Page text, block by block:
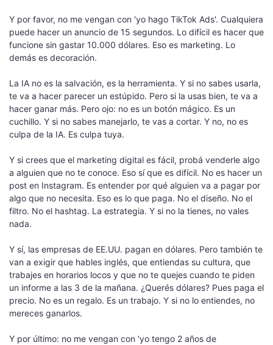
Y por favor, no me vengan con 'yo hago TikTok Ads'. Cualquiera
puede hacer un anuncio de 15 segundos. Lo difícil es hacer que
funcione sin gastar 10.000 dólares. Eso es marketing. Lo
demás es decoración.
La IA no es la salvación, es la herramienta. Y si no sabes usarla,
te va a hacer parecer un estúpido. Pero si la usas bien, te va a
hacer ganar más. Pero ojo: no es un botón mágico. Es un
cuchillo. Y si no sabes manejarlo, te vas a cortar. Y no, no es
culpa de la IA. Es culpa tuya.
Y si crees que el marketing digital es fácil, probá venderle algo
a alguien que no te conoce. Eso sí que es difícil. No es hacer un
post en Instagram. Es entender por qué alguien va a pagar por
algo que no necesita. Eso es lo que paga. No el diseño. No el
filtro. No el hashtag. La estrategia. Y si no la tienes, no vales
nada.
Y sí, las empresas de EE.UU. pagan en dólares. Pero también te
van a exigir que hables inglés, que entiendas su cultura, que
trabajes en horarios locos y que no te quejes cuando te piden
un informe a las 3 de la mañana. ¿Querés dólares? Pues paga el
precio. No es un regalo. Es un trabajo. Y si no lo entiendes, no
mereces ganarlos.
Y por último: no me vengan con 'yo tengo 2 años de